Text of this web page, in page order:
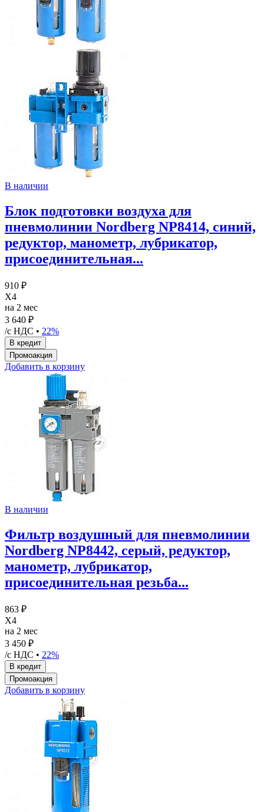
В наличии
Блок подготовки воздуха для
пневмолинии Nordberg NP8414, синий,
редуктор, манометр, лубрикатор,
присоединительная...
910 ₽
X4
на 2 мес
3 640 ₽
/с НДС • 22%
Добавить в корзину
В наличии
Фильтр воздушный для пневмолинии
Nordberg NP8442, серый, редуктор,
манометр, лубрикатор,
присоединительная резьба...
863 ₽
X4
на 2 мес
3 450 ₽
/с НДС • 22%
Добавить в корзину